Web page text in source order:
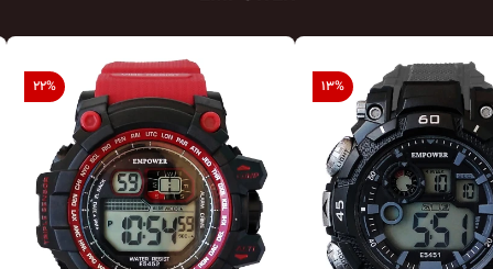
13%
22%